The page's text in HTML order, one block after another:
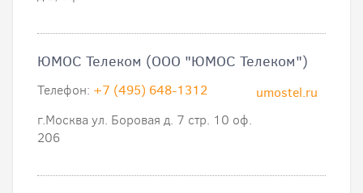
ЮМОС Телеком (ООО "ЮМОС Телеком")
umostel.ru
Телефон: +7 (495) 648-1312
г.Москва ул. Боровая д. 7 стр. 10 оф.
206